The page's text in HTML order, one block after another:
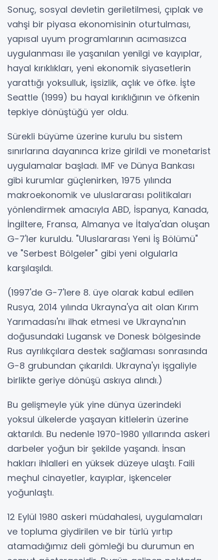
Sonuç, sosyal devletin geriletilmesi, çıplak ve
vahşi bir piyasa ekonomisinin oturtulması,
yapısal uyum programlarının acımasızca
uygulanması ile yaşanılan yenilgi ve kayıplar,
hayal kırıklıkları, yeni ekonomik siyasetlerin
yarattığı yoksulluk, işsizlik, açlık ve öfke. İşte
Seattle (1999) bu hayal kırıklığının ve öfkenin
tepkiye dönüştüğü yer oldu.
Sürekli büyüme üzerine kurulu bu sistem
sınırlarına dayanınca krize girildi ve monetarist
uygulamalar başladı. IMF ve Dünya Bankası
gibi kurumlar güçlenirken, 1975 yılında
makroekonomik ve uluslararası politikaları
yönlendirmek amacıyla ABD, İspanya, Kanada,
İngiltere, Fransa, Almanya ve İtalya'dan oluşan
G-7'ler kuruldu. "Uluslararası Yeni İş Bölümü"
ve "Serbest Bölgeler" gibi yeni olgularla
karşılaşıldı.
(1997'de G-7'lere 8. üye olarak kabul edilen
Rusya, 2014 yılında Ukrayna'ya ait olan Kırım
Yarımadası'nı ilhak etmesi ve Ukrayna'nın
doğusundaki Lugansk ve Donesk bölgesinde
Rus ayrılıkçılara destek sağlaması sonrasında
G-8 grubundan çıkarıldı. Ukrayna'yı işgaliyle
birlikte geriye dönüşü askıya alındı.)
Bu gelişmeyle yük yine dünya üzerindeki
yoksul ülkelerde yaşayan kitlelerin üzerine
aktarıldı. Bu nedenle 1970-1980 yıllarında askeri
darbeler yoğun bir şekilde yaşandı. İnsan
hakları ihlalleri en yüksek düzeye ulaştı. Faili
meçhul cinayetler, kayıplar, işkenceler
yoğunlaştı.
12 Eylül 1980 askeri müdahalesi, uygulamaları
ve topluma giydirilen ve bir türlü yırtıp
atamadığımız deli gömleği bu durumun en